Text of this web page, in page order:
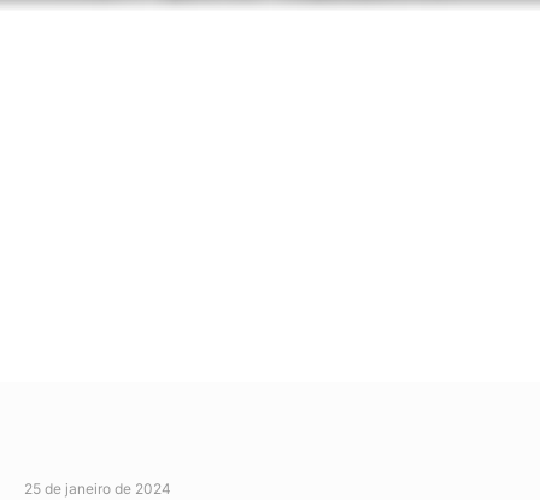
25 de janeiro de 2024